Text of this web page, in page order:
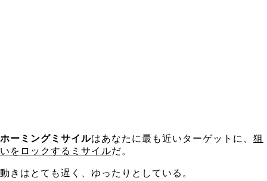
ホーミングミサイルはあなたに最も近いターゲットに、 狙
いをロックするミサイルだ。
動きはとても遅く、ゆったりとしている。